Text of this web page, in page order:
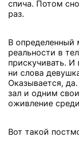
спича. Потом
раз.
В определенный
реальности в
прискучивать. И
ни слова
Оказывается,
зал и одним
оживление
Вот такой